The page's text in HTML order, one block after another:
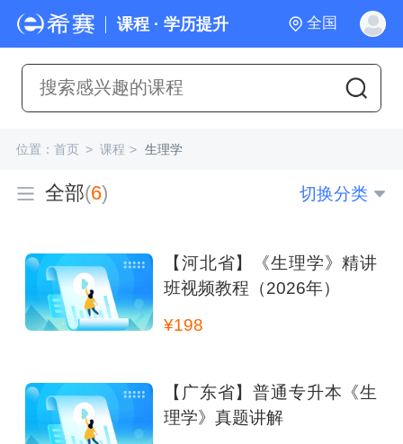
课程 · 学历提升 全国
位置： 首页 > 课程 > 生理学
全部(6) 切换分类
【河北省】《生理学》精讲
班视频教程（2026年）
¥198
【广东省】普通专升本《生
理学》真题讲解